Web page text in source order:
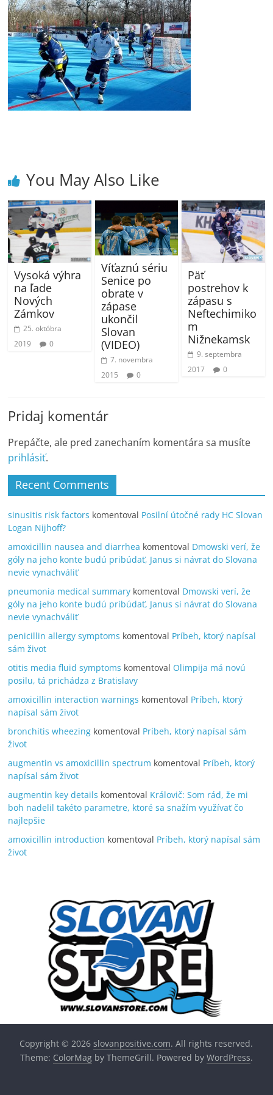
You May Also Like
Vysoká výhra
na ľade
Nových
Zámkov
25. októbra
2019
0
Víťaznú sériu
Senice po
obrate v
zápase
ukončil
Slovan
(VIDEO)
7. novembra
2015
0
Päť
postrehov k
zápasu s
Neftechimiko
m
Nižnekamsk
9. septembra
2017
0
Pridaj komentár
Prepáčte, ale pred zanechaním komentára sa musíte
prihlásiť.
Recent Comments
sinusitis risk factors komentoval Posilní útočné rady HC Slovan
Logan Nijhoff?
amoxicillin nausea and diarrhea komentoval Dmowski verí, že
góly na jeho konte budú pribúdať, Janus si návrat do Slovana
nevie vynachváliť
pneumonia medical summary komentoval Dmowski verí, že
góly na jeho konte budú pribúdať, Janus si návrat do Slovana
nevie vynachváliť
penicillin allergy symptoms komentoval Príbeh, ktorý napísal
sám život
otitis media fluid symptoms komentoval Olimpija má novú
posilu, tá prichádza z Bratislavy
amoxicillin interaction warnings komentoval Príbeh, ktorý
napísal sám život
bronchitis wheezing komentoval Príbeh, ktorý napísal sám
život
augmentin vs amoxicillin spectrum komentoval Príbeh, ktorý
napísal sám život
augmentin key details komentoval Královič: Som rád, že mi
boh nadelil takéto parametre, ktoré sa snažím využívať čo
najlepšie
amoxicillin introduction komentoval Príbeh, ktorý napísal sám
život
Copyright © 2026slovanpositive.com. All rights reserved.
Theme: ColorMagby ThemeGrill. Powered by WordPress.